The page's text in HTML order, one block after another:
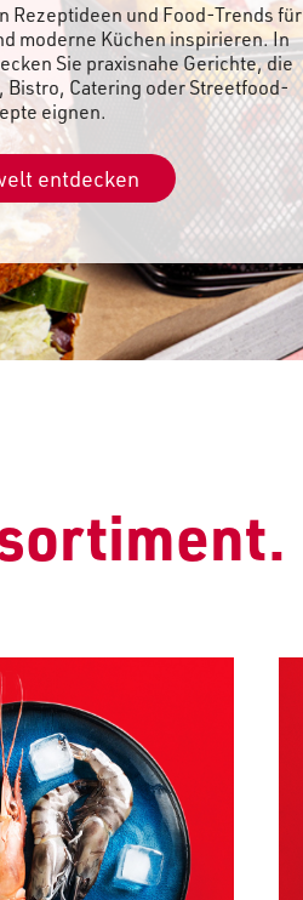
Rezeptideen und Food-Trends für
moderne Küchen inspirieren. In
Sie praxisnahe Gerichte, die
Catering oder Streetfood-
eignen.
entdecken